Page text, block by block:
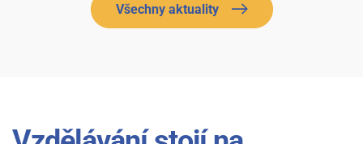
Všechny aktuality